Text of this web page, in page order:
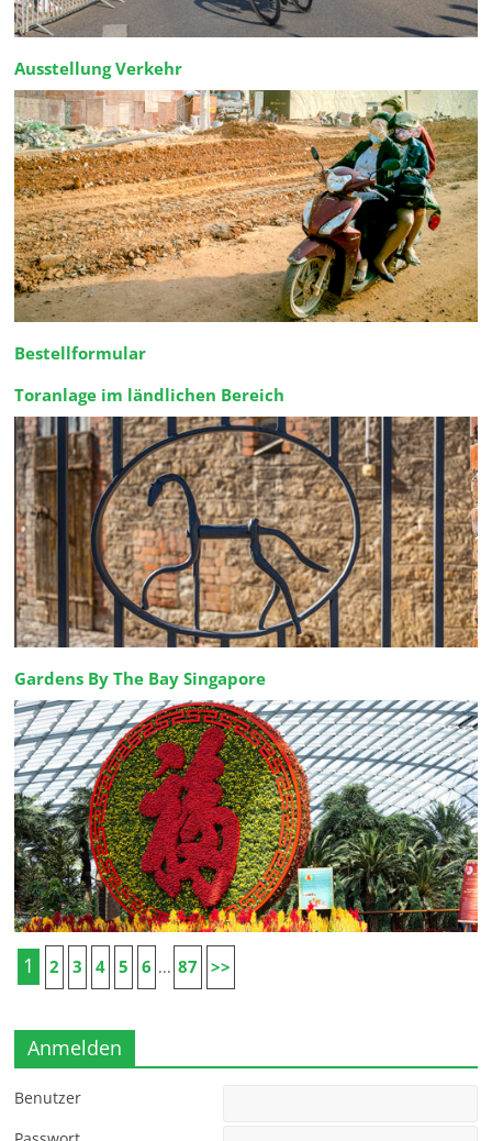
Ausstellung Verkehr
Bestellformular
Toranlage im ländlichen Bereich
Gardens By The Bay Singapore
1 2 3 4 5 6 ... 87 >>
Anmelden
Benutzer